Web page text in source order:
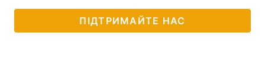
ПІДТРИМАЙТЕ НАС